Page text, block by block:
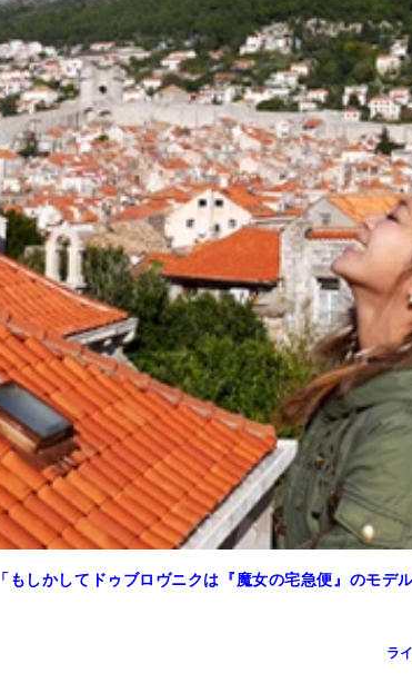
しかしてドゥブロヴニクは『魔女の宅急便』のモデル
ラ